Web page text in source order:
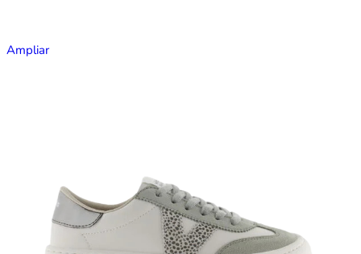
Ampliar